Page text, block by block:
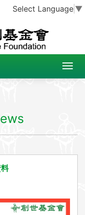
Select Language ▼
T
o
a
a